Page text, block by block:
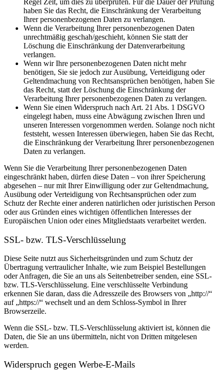
haben Sie das Recht, die Einschränkung der Verarbeitung
Ihrer personenbezogenen Daten zu verlangen.
Wenn die Verarbeitung Ihrer personenbezogenen Daten
unrechtmäßig geschah/geschieht, können Sie statt der
Löschung die Einschränkung der Datenverarbeitung
verlangen.
Wenn wir Ihre personenbezogenen Daten nicht mehr
benötigen, Sie sie jedoch zur Ausübung, Verteidigung oder
Geltendmachung von Rechtsansprüchen benötigen, haben Sie
das Recht, statt der Löschung die Einschränkung der
Verarbeitung Ihrer personenbezogenen Daten zu verlangen.
Wenn Sie einen Widerspruch nach Art. 21 Abs. 1 DSGVO
eingelegt haben, muss eine Abwägung zwischen Ihren und
unseren Interessen vorgenommen werden. Solange noch nicht
feststeht, wessen Interessen überwiegen, haben Sie das Recht,
die Einschränkung der Verarbeitung Ihrer personenbezogenen
Daten zu verlangen.
Wenn Sie die Verarbeitung Ihrer personenbezogenen Daten
eingeschränkt haben, dürfen diese Daten – von ihrer Speicherung
abgesehen – nur mit Ihrer Einwilligung oder zur Geltendmachung,
Ausübung oder Verteidigung von Rechtsansprüchen oder zum
Schutz der Rechte einer anderen natürlichen oder juristischen Person
oder aus Gründen eines wichtigen öffentlichen Interesses der
Europäischen Union oder eines Mitgliedstaats verarbeitet werden.
SSL- bzw. TLS-Verschlüsselung
Diese Seite nutzt aus Sicherheitsgründen und zum Schutz der
Übertragung vertraulicher Inhalte, wie zum Beispiel Bestellungen
oder Anfragen, die Sie an uns als Seitenbetreiber senden, eine SSL-
bzw. TLS-Verschlüsselung. Eine verschlüsselte Verbindung
erkennen Sie daran, dass die Adresszeile des Browsers von „http://“
auf „https://“ wechselt und an dem Schloss-Symbol in Ihrer
Browserzeile.
Wenn die SSL- bzw. TLS-Verschlüsselung aktiviert ist, können die
Daten, die Sie an uns übermitteln, nicht von Dritten mitgelesen
werden.
Widerspruch gegen Werbe-E-Mails